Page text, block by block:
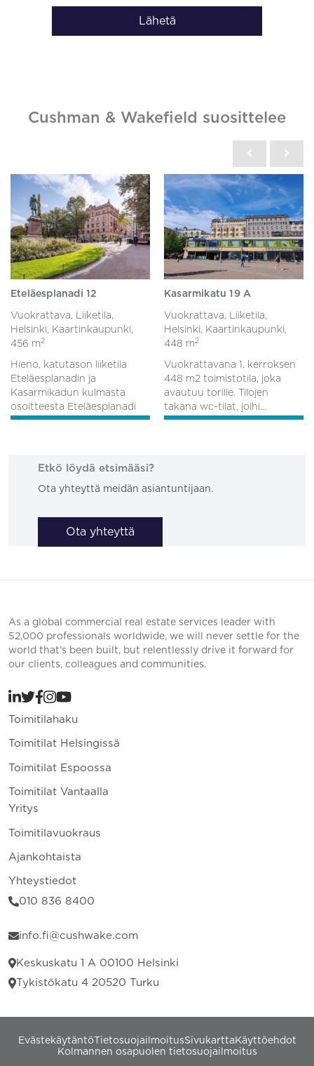
Lähetä
Cushman & Wakefield suosittelee
Eteläesplanadi 12
Vuokrattava, Liiketila,
Helsinki, Kaartinkaupunki,
456 m 2
Hieno, katutason liiketila
Eteläesplanadin ja
Kasarmikadun kulmasta
osoitteesta Eteläesplanadi
12....
Kasarmikatu 19 A
Vuokrattava, Liiketila,
Helsinki, Kaartinkaupunki,
448 m 2
Vuokrattavana 1. kerroksen
448 m2 toimistotila, joka
avautuu torille. Tilojen
takana wc-tilat, joihi...
Etkö löydä etsimääsi?
Ota yhteyttä meidän asiantuntijaan.
Ota yhteyttä
As a global commercial real estate services leader with
52,000 professionals worldwide, we will never settle for the
world that’s been built, but relentlessly drive it forward for
our clients, colleagues and communities.
Toimitilahaku
Toimitilat Helsingissä
Toimitilat Espoossa
Toimitilat Vantaalla
Yritys
Toimitilavuokraus
Ajankohtaista
Yhteystiedot
010 836 8400
info.fi@cushwake.com
Keskuskatu 1 A 00100 Helsinki
Tykistökatu 4 20520 Turku
EvästekäytäntöTietosuojailmoitusSivukartta Käyttöehdot
Kolmannen osapuolen tietosuojailmoitus